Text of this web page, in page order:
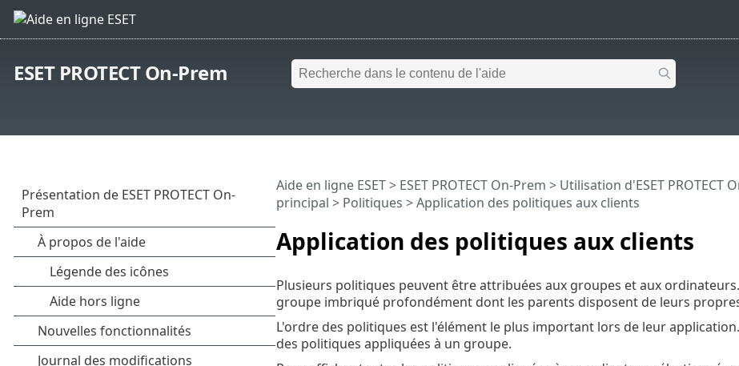
ESET PROTECT On-Prem
Application des politiques aux clients
Aide en ligne ESET> ESET PROTECT On-Prem > Utilisation d'ESET PROTECT
principal > Politiques > Application des politiques aux clients
Plusieurs politiques peuvent être attribuées aux groupes et aux
groupe imbriqué profondément dont les parents disposent de leurs
L'ordre des politiques est l'élément le plus important lors de leur
des politiques appliquées à un groupe.